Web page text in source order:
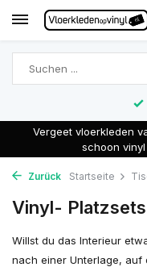
Vergeet vloerkleden
schoon
Zurück Startseite
Vinyl-
Willst du das Interieur
nach einer Unterlage, auf